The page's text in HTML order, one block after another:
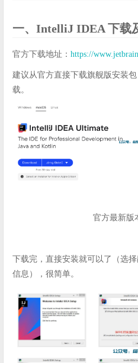
一、IntelliJ IDEA 下载
官方下载地址： https://
建议从官方直接下载旗舰版安装
载。
官方最新版
下载完，直接安装就可以了（选
信息），很简单。